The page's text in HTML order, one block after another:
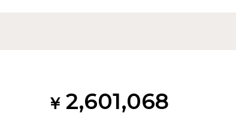
￥ 2,601,068